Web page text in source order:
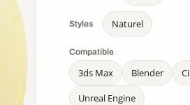
Styles Naturel
Compatible
3ds Max Blender
Unreal Engine